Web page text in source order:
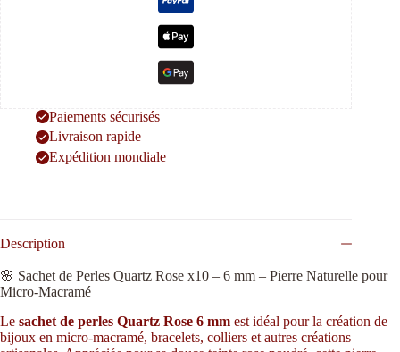
Paiements sécurisés
Livraison rapide
Expédition mondiale
Description
🌸 Sachet de Perles Quartz Rose x10 – 6 mm – Pierre Naturelle pour
Micro-Macramé
Le sachet de perles Quartz Rose 6 mm est idéal pour la création de
bijoux en micro-macramé, bracelets, colliers et autres créations